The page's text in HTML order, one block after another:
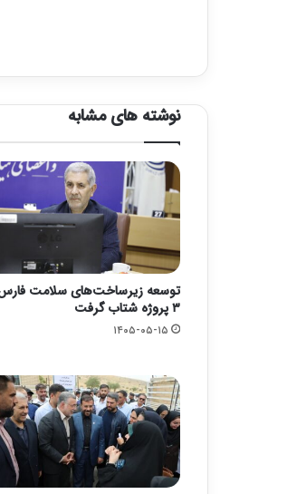
نوشته های مشابه
توسعه زیرساخت‌های سلامت فارس
۳ پروژه شتاب گرفت
۱۴۰۵-۰۵-۱۵